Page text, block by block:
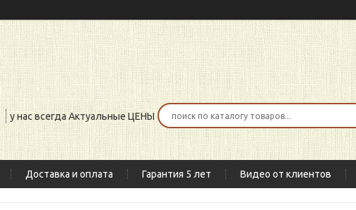
у нас всегда Актуальные ЦЕНЫ
Доставка и оплата Гарантия 5 лет Видео от клиентов